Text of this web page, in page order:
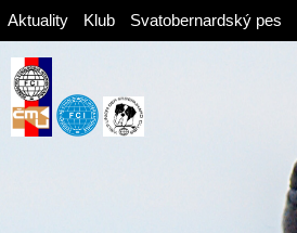
Aktuality Klub Svatobernardský pes